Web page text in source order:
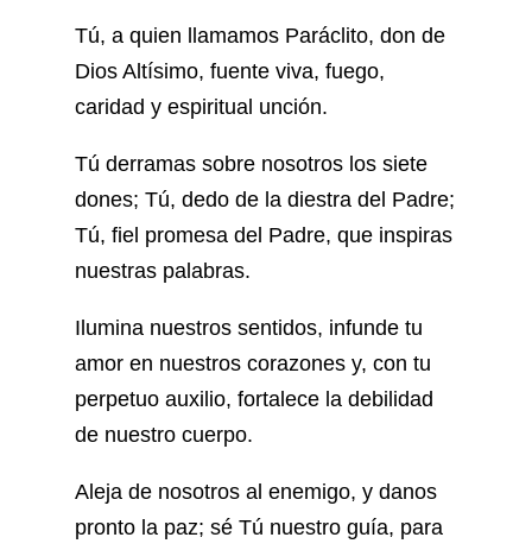
Tú, a quien llamamos Paráclito, don de
Dios Altísimo, fuente viva, fuego,
caridad y espiritual unción.
Tú derramas sobre nosotros los siete
dones; Tú, dedo de la diestra del Padre;
Tú, fiel promesa del Padre, que inspiras
nuestras palabras.
Ilumina nuestros sentidos, infunde tu
amor en nuestros corazones y, con tu
perpetuo auxilio, fortalece la debilidad
de nuestro cuerpo.
Aleja de nosotros al enemigo, y danos
pronto la paz; sé Tú nuestro guía, para